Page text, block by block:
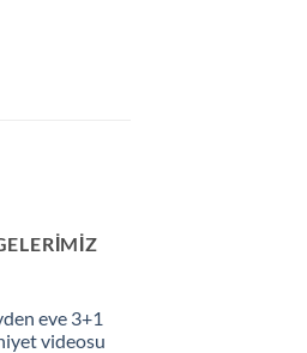
eve 3+1
videosu